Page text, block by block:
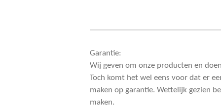
Garantie:
Wij geven om onze producten en
Toch komt het wel eens voor dat er
maken op garantie. Wettelijk gezien
maken.